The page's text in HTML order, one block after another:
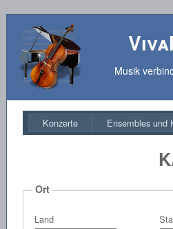
Musik
Konzerte Ensembles und
Ort
Land